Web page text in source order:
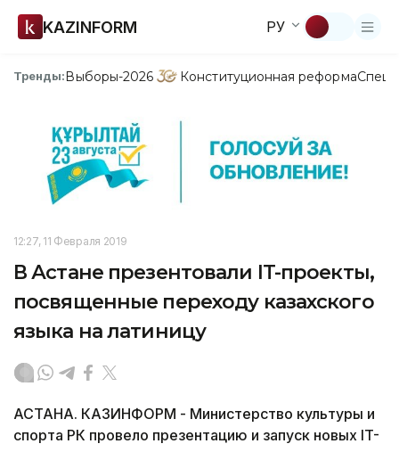
KAZINFORM РУ
Тренды:Выборы-2026 Конституционная реформа
12:27, 11 Февраля 2019
В Астане презентовали IT-проекты,
посвященные переходу казахского
языка на латиницу
АСТАНА. КАЗИНФОРМ - Министерство культуры и
спорта РК провело презентацию и запуск новых IT-